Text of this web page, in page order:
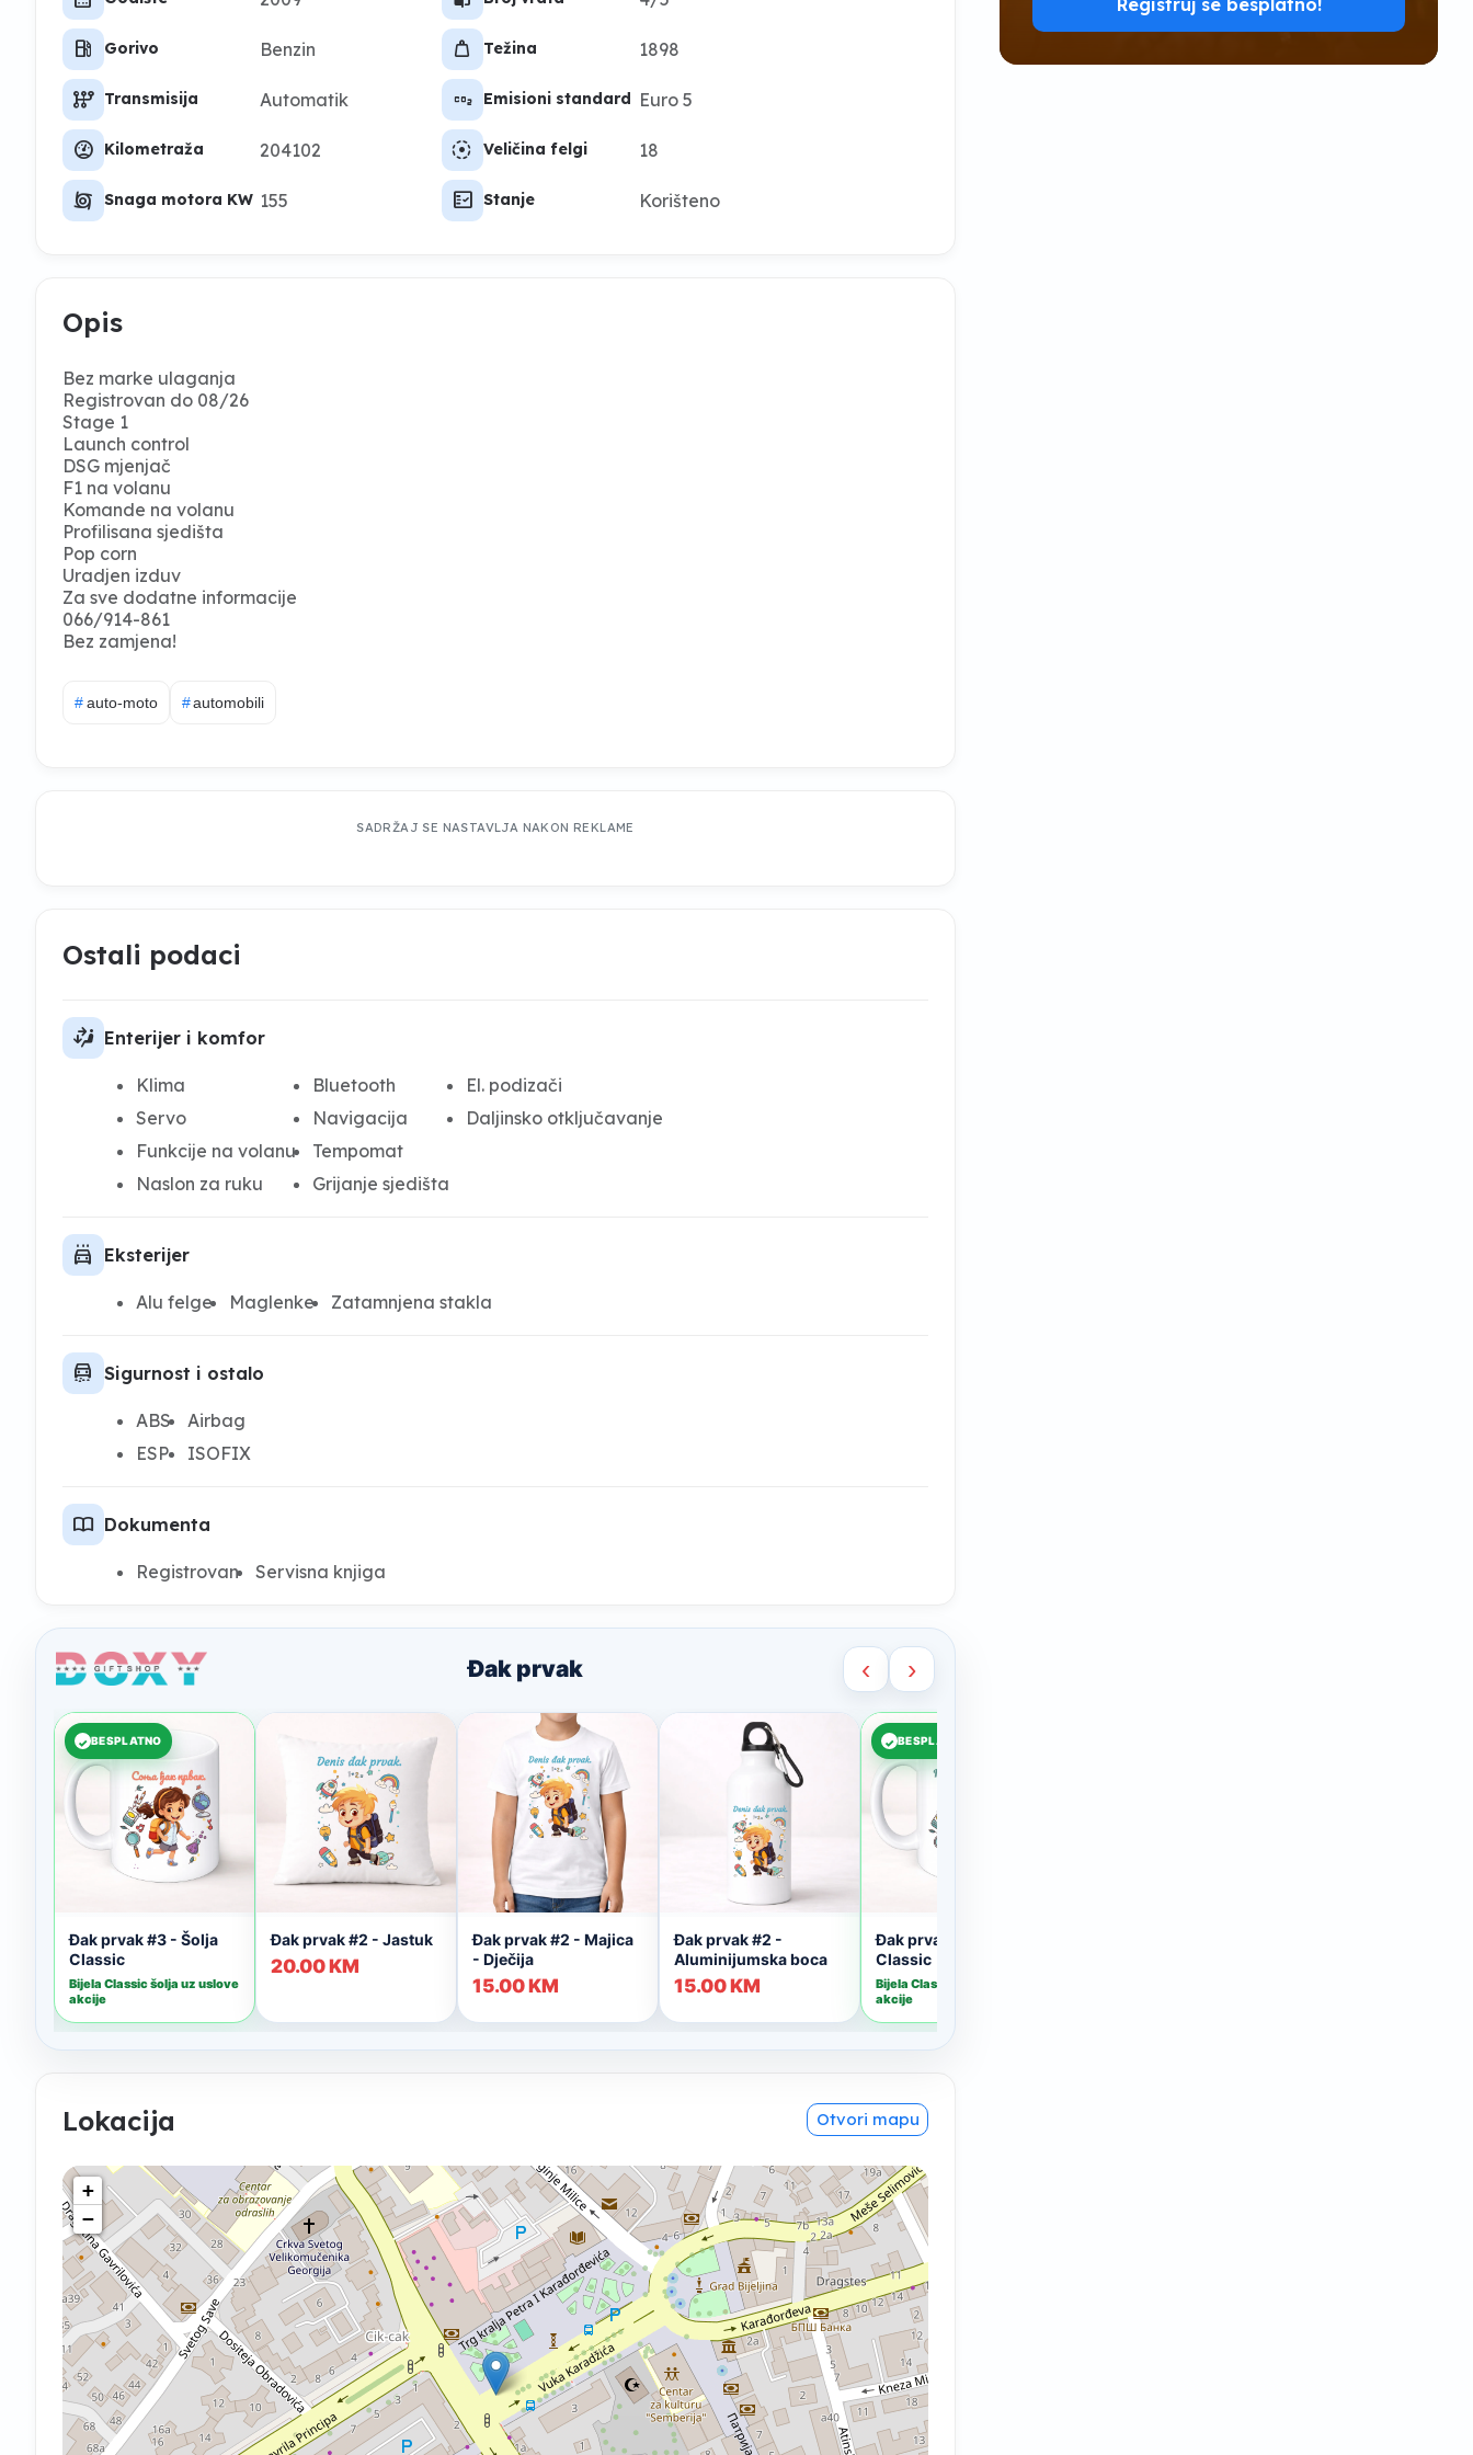
local_gas_station Gorivo Benzin
auto_transmission Transmisija Automatik
swap_driving_apps_wheel Kilometraža 204102
cyclone Snaga motora KW 155
weight Težina 1898
co2 Emisioni standard Euro 5
filter_tilt_shift Veličina felgi 18
fact_check Stanje Korišteno
Opis
Bez marke ulaganja
Registrovan do 08/26
Stage 1
Launch control
DSG mjenjač
F1 na volanu
Komande na volanu
Profilisana sjedišta
Pop corn
Uradjen izduv
Za sve dodatne informacije
066/914-861
Bez zamjena!
#auto-moto #automobili
SADRŽAJ SE NASTAVLJA NAKON REKLAME
Ostali podaci
car_fan_mid_low_right Enterijer i komfor
Klima
Servo
Funkcije na volanu
Naslon za ruku
Bluetooth
Navigacija
Tempomat
Grijanje sjedišta
El. podizači
Daljinsko otključavanje
local_car_wash Eksterijer
Alu felge Maglenke Zatamnjena stakla
unpaved_road Sigurnost i ostalo
ABS
ESP
Airbag
ISOFIX
import_contacts Dokumenta
Registrovan Servisna knjiga
Lokacija Otvori mapu
+
−
Registruj se besplatno!